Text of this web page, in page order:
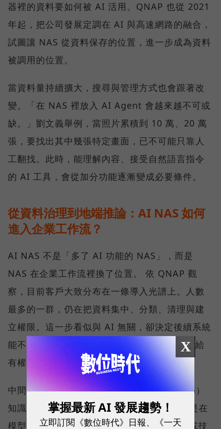
器裡的資料要如何被 AI 活用。QNAP 也從 2021
年起，把公司發展定調在 AI 與高速網路的融合，
試圖讓 NAS 從資料保存的位置，進一步成為資料
被調用的位置。
當資料量持續擴大，搜尋與管理方式也會跟著改
變。「在 NAS 裡放入 AI Agent 會越來越不可或
缺。」劉文義舉例，當照片累積到 10 萬、20 萬
張，要找出其中幾張特定畫面，已不可能只靠人
工翻找。此時，能理解內容、接受自然語言指令
的 AI 工具，會從加分功能逐漸變成必要條件。
從資料治理到地端推論：AI NAS 如何
進入企業工作流？
AI NAS 不是「多了 AI 功能的 NAS」，而是
NAS 在企業工作流裡換了位置。 依 QNAP 觀
察，目前客戶大致分布在一條導入光譜上。人數
最多的一群，仍在把資料集中、分類、清理與建
立權限。這一步看似與 AI 無關，卻決定後續系統
能不能找到正確資料、辨識版本，並把答案交給
有權限的人。
中間一群開始建置私有的檢索增強生成（RAG）
知識庫。RAG 並不是重新訓練一個模型，而是在
模型回答前，先從企業的 SOP、合約、法規或技
X
掌握最新 AI 發展趨勢！
立即訂閱《數位時代》日報、《一天